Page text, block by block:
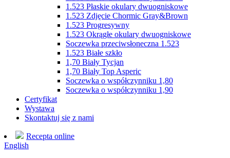
1.523 Płaskie okulary dwuogniskowe
1.523 Zdjęcie Chormic Gray&Brown
1.523 Progresywny
1.523 Okrągłe okulary dwuogniskowe
Soczewka przeciwsłoneczna 1.523
1.523 Białe szkło
1,70 Biały Tycjan
1,70 Biały Top Asperic
Soczewka o współczynniku 1,80
Soczewka o współczynniku 1,90
Certyfikat
Wystawa
Skontaktuj się z nami
Recepta online
English